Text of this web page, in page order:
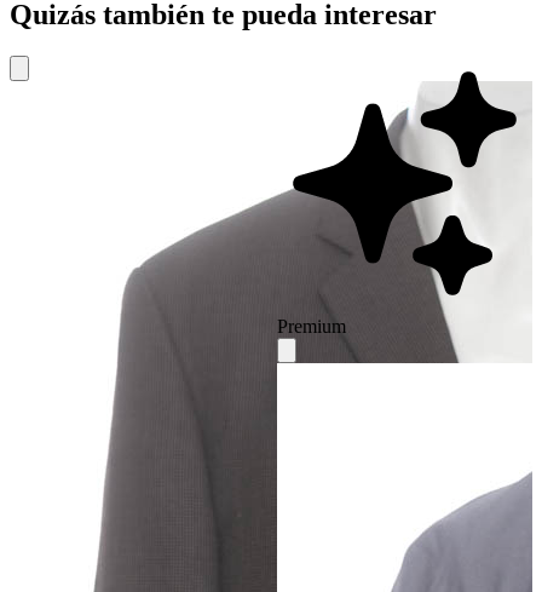
Quizás también te pueda interesar
Premium